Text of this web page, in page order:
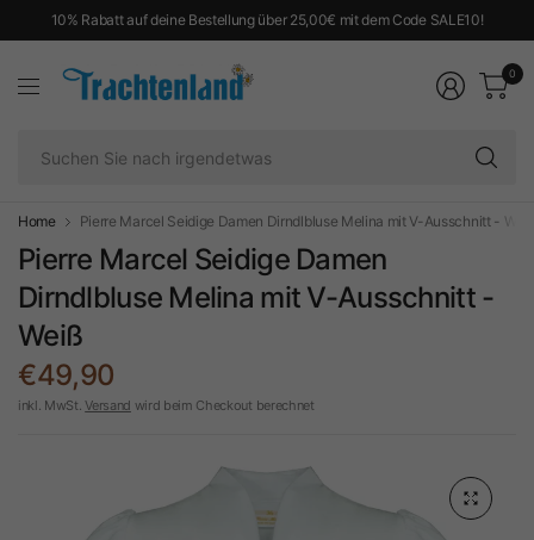
10% Rabatt auf deine Bestellung über 25,00€ mit dem Code SALE10!
0
Home Pierre Marcel Seidige Damen Dirndlbluse Melina mit V-Ausschnitt - Weiß
Pierre Marcel Seidige Damen
Dirndlbluse Melina mit V-Ausschnitt -
Weiß
€49,90
inkl. MwSt.Versand wird beim Checkout berechnet